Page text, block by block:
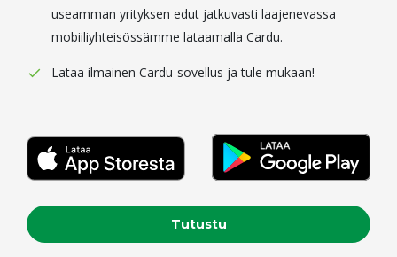
useamman yrityksen edut jatkuvasti laajenevassa
mobiiliyhteisössämme lataamalla Cardu.
Lataa ilmainen Cardu-sovellus ja tule mukaan!
Tutustu